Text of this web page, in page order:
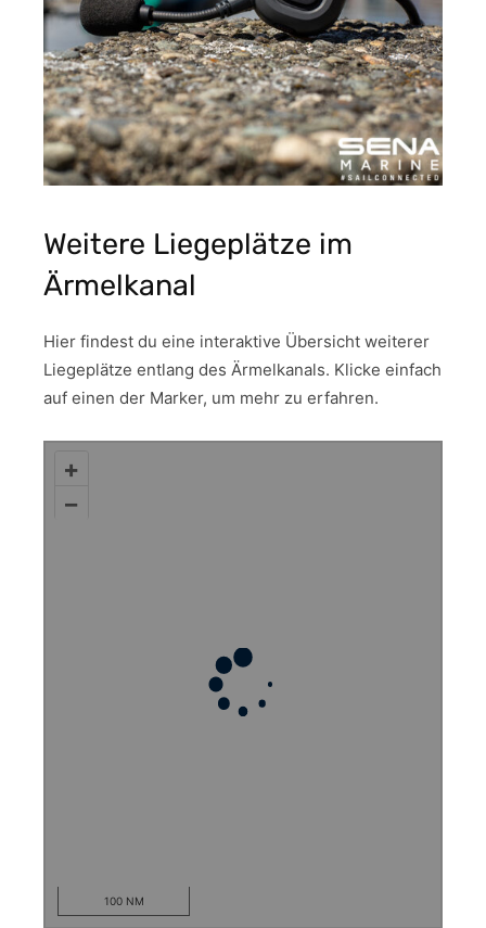
Weitere Liegeplätze im
Ärmelkanal
Hier findest du eine interaktive Übersicht weiterer
Liegeplätze entlang des Ärmelkanals. Klicke einfach
auf einen der Marker, um mehr zu erfahren.
+
–
100 NM